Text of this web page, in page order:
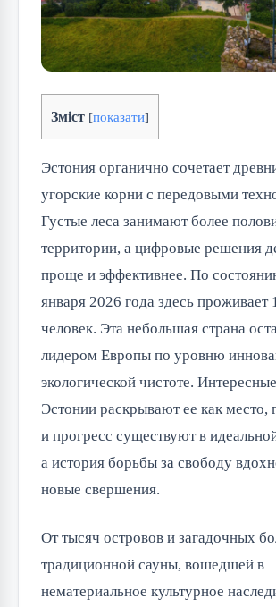
Зміст [показати]
Эстония органично сочетает
угорские корни с передовыми
Густые леса занимают более
территории, а цифровые решения
проще и эффективнее. По
января 2026 года здесь проживает
человек. Эта небольшая страна
лидером Европы по уровню
экологической чистоте.
Эстонии раскрывают ее как место,
и прогресс существуют в
а история борьбы за свободу
новые свершения.
От тысяч островов и загадочных
традиционной сауны, вошедшей в
нематериальное культурное